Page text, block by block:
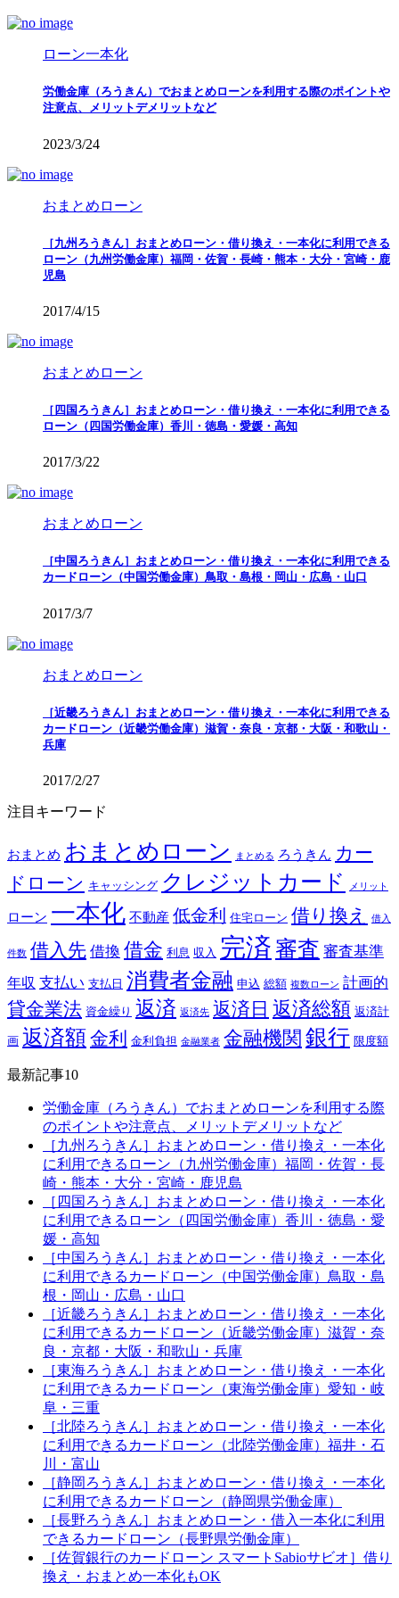
ローン一本化
労働金庫（ろうきん）でおまとめローンを利用する際のポイントや
注意点、メリットデメリットなど
2023/3/24
おまとめローン
［九州ろうきん］おまとめローン・借り換え・一本化に利用できる
ローン（九州労働金庫）福岡・佐賀・長崎・熊本・大分・宮崎・鹿
児島
2017/4/15
おまとめローン
［四国ろうきん］おまとめローン・借り換え・一本化に利用できる
ローン（四国労働金庫）香川・徳島・愛媛・高知
2017/3/22
おまとめローン
［中国ろうきん］おまとめローン・借り換え・一本化に利用できる
カードローン（中国労働金庫）鳥取・島根・岡山・広島・山口
2017/3/7
おまとめローン
［近畿ろうきん］おまとめローン・借り換え・一本化に利用できる
カードローン（近畿労働金庫）滋賀・奈良・京都・大阪・和歌山・
兵庫
2017/2/27
注目キーワード
おまとめ おまとめローン まとめる ろうきん カー
ドローン キャッシング クレジットカード メリット
ローン 一本化 不動産 低金利 住宅ローン 借り換え 借入
件数 借入先 借換 借金 利息 収入 完済 審査 審査基準
年収 支払い 支払日 消費者金融 申込 総額 複数ローン 計画的
貸金業法 資金繰り 返済 返済先 返済日 返済総額 返済計
画 返済額金利 金利負担 金融業者 金融機関 銀行 限度額
最新記事10
労働金庫（ろうきん）でおまとめローンを利用する際
のポイントや注意点、メリットデメリットなど
［九州ろうきん］おまとめローン・借り換え・一本化
に利用できるローン（九州労働金庫）福岡・佐賀・長
崎・熊本・大分・宮崎・鹿児島
［四国ろうきん］おまとめローン・借り換え・一本化
に利用できるローン（四国労働金庫）香川・徳島・愛
媛・高知
［中国ろうきん］おまとめローン・借り換え・一本化
に利用できるカードローン（中国労働金庫）鳥取・島
根・岡山・広島・山口
［近畿ろうきん］おまとめローン・借り換え・一本化
に利用できるカードローン（近畿労働金庫）滋賀・奈
良・京都・大阪・和歌山・兵庫
［東海ろうきん］おまとめローン・借り換え・一本化
に利用できるカードローン（東海労働金庫）愛知・岐
阜・三重
［北陸ろうきん］おまとめローン・借り換え・一本化
に利用できるカードローン（北陸労働金庫）福井・石
川・富山
［静岡ろうきん］おまとめローン・借り換え・一本化
に利用できるカードローン（静岡県労働金庫）
［長野ろうきん］おまとめローン・借入一本化に利用
できるカードローン（長野県労働金庫）
［佐賀銀行のカードローン スマートSabioサビオ］借り
換え・おまとめ一本化もOK